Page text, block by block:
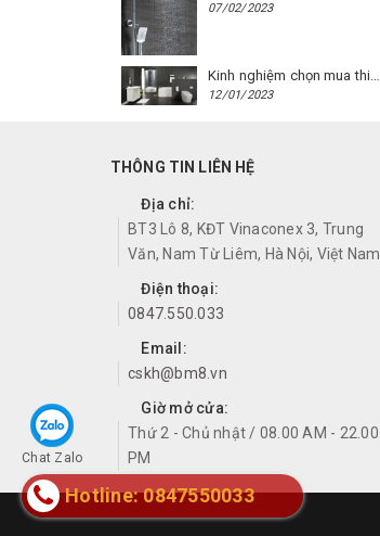
07/02/2023
Kinh nghiệm chọn mua thiết bị vệ sinh Caesar cho phòng trọ
12/01/2023
THÔNG TIN LIÊN HỆ
Địa chỉ:
BT3 Lô 8, KĐT Vinaconex 3, Trung
Văn, Nam Từ Liêm, Hà Nội, Việt Nam
Điện thoại:
0847.550.033
Email:
cskh@bm8.vn
Giờ mở cửa:
Thứ 2 - Chủ nhật / 08.00 AM - 22.00
PM
Hotline: 0847550033
Chat Zalo